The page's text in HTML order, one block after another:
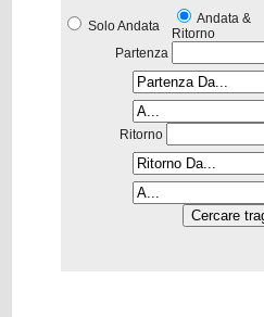
Solo Andata
Andata &
Ritorno
Partenza
Ritorno